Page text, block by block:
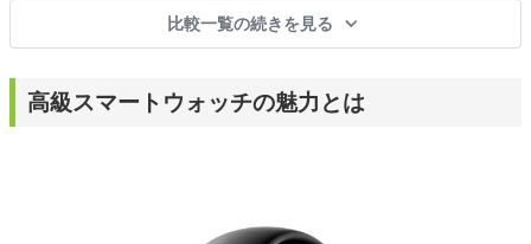
比較一覧の続きを見る
高級スマートウォッチの魅力とは